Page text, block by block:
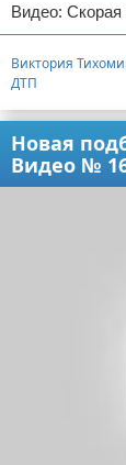
Видео: Скорая
Виктория
ДТП
Новая
Видео №